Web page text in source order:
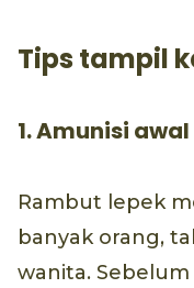
Tips tampil
1. Amunisi
Rambut lepek
banyak orang,
wanita.